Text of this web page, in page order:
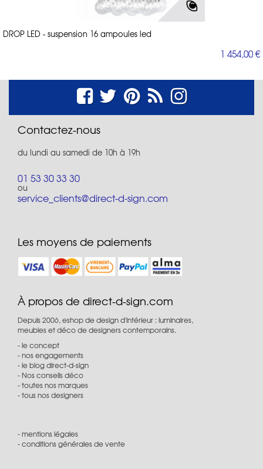
DROP LED - suspension 16 ampoules led
1 454,00 €
Contactez-nous
du lundi au samedi de 10h à 19h
01 53 30 33 30
ou
service_clients@direct-d-sign.com
Les moyens de paiements
À propos de direct-d-sign.com
Depuis 2006, eshop de design d'intérieur : luminaires,
meubles et déco de designers contemporains.
le concept
nos engagements
le blog direct-d-sign
Nos conseils déco
toutes nos marques
tous nos designers
mentions légales
conditions générales de vente